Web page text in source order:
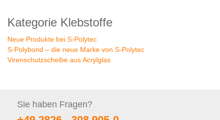
Kategorie Klebstoffe
Neue Produkte bei S-Polytec
S-Polybond – die neue Marke von S-Polytec
Virenschutzscheibe aus Acrylglas
Sie haben Fragen?